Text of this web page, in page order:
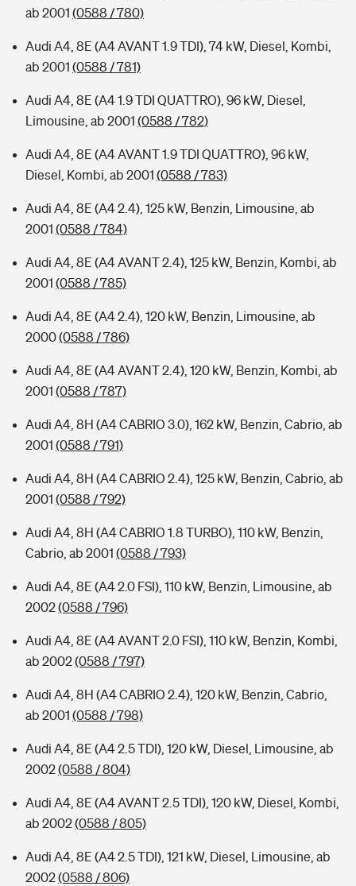
ab 2001 (0588 / 780)
Audi A4, 8E (A4 AVANT 1.9 TDI), 74 kW, Diesel, Kombi,
ab 2001 (0588 / 781)
Audi A4, 8E (A4 1.9 TDI QUATTRO), 96 kW, Diesel,
Limousine, ab 2001 (0588 / 782)
Audi A4, 8E (A4 AVANT 1.9 TDI QUATTRO), 96 kW,
Diesel, Kombi, ab 2001 (0588 / 783)
Audi A4, 8E (A4 2.4), 125 kW, Benzin, Limousine, ab
2001 (0588 / 784)
Audi A4, 8E (A4 AVANT 2.4), 125 kW, Benzin, Kombi, ab
2001 (0588 / 785)
Audi A4, 8E (A4 2.4), 120 kW, Benzin, Limousine, ab
2000(0588 / 786)
Audi A4, 8E (A4 AVANT 2.4), 120 kW, Benzin, Kombi, ab
2001 (0588 / 787)
Audi A4, 8H (A4 CABRIO 3.0), 162 kW, Benzin, Cabrio, ab
2001 (0588 / 791)
Audi A4, 8H (A4 CABRIO 2.4), 125 kW, Benzin, Cabrio, ab
2001 (0588 / 792)
Audi A4, 8H (A4 CABRIO 1.8 TURBO), 110 kW, Benzin,
Cabrio, ab 2001 (0588 / 793)
Audi A4, 8E (A4 2.0 FSI), 110 kW, Benzin, Limousine, ab
2002(0588 / 796)
Audi A4, 8E (A4 AVANT 2.0 FSI), 110 kW, Benzin, Kombi,
ab 2002(0588 / 797)
Audi A4, 8H (A4 CABRIO 2.4), 120 kW, Benzin, Cabrio,
ab 2001 (0588 / 798)
Audi A4, 8E (A4 2.5 TDI), 120 kW, Diesel, Limousine, ab
2002(0588 / 804)
Audi A4, 8E (A4 AVANT 2.5 TDI), 120 kW, Diesel, Kombi,
ab 2002(0588 / 805)
Audi A4, 8E (A4 2.5 TDI), 121 kW, Diesel, Limousine, ab
2002(0588 / 806)